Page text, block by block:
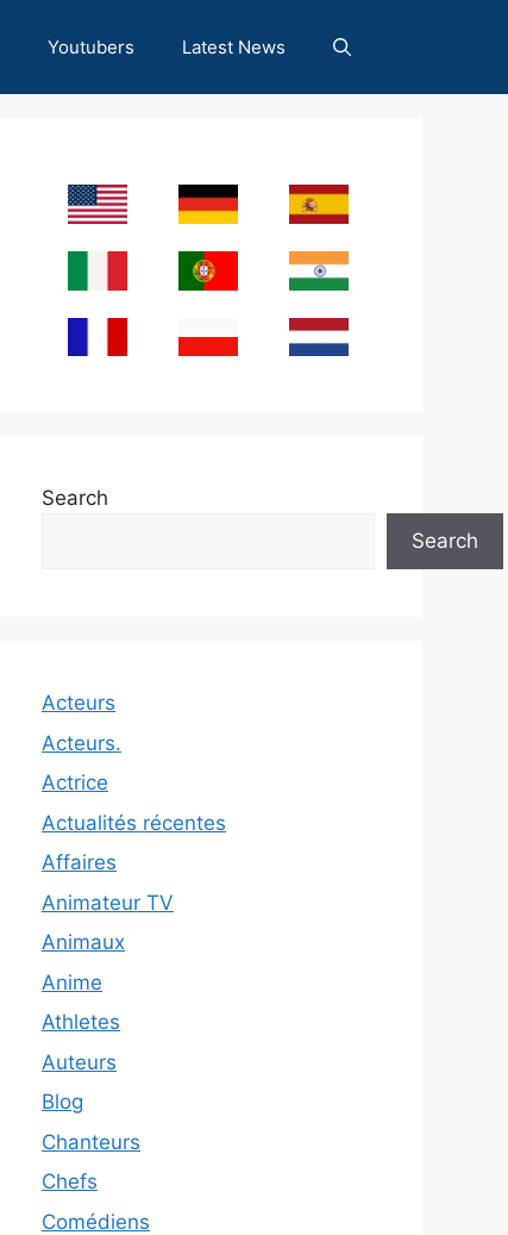
Youtubers Latest News
Search
Search
Acteurs
Acteurs.
Actrice
Actualités récentes
Affaires
Animateur TV
Animaux
Anime
Athletes
Auteurs
Blog
Chanteurs
Chefs
Comédiens